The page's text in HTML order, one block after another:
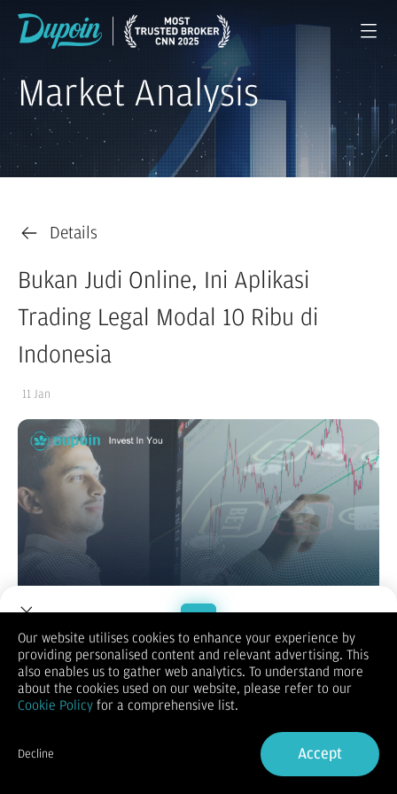
Market Analysis
Details
Bukan Judi Online, Ini Aplikasi
Trading Legal Modal 10 Ribu di
Indonesia
11 Jan
Trading sering disalahpahami sebagai bentuk judi online.
Padahal, keduanya sangat berbeda secara hukum dan praktik.
Judi, termasuk judi online bersifat spekulatif tanpa dasar
Di Indonesia, trading adalah aktivitas legal asal dilakukan
melalui platform yang teregulasi oleh BAPPEBTI dan OJK. Yang
Welcome to Dupoin.
Trade with a Trusted Broker
Sign in
Our website utilises cookies to enhance your experience by
providing personalised content and relevant advertising. This
also enables us to gather web analytics. To understand more
about the cookies used on our website, please refer to our
Cookie Policy for a comprehensive list.
Decline Accept